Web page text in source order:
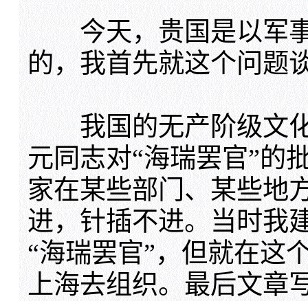
今天，贵国是以军事
的，我首先就这个问题
我国的无产阶级文化
元同志对“海瑞罢官”的
家在某些部门、某些地
进，针插不进。当时我
“海瑞罢官”，但就在这
上海去组织。最后文章